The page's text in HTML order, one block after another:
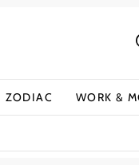
ZODIAC WORK &